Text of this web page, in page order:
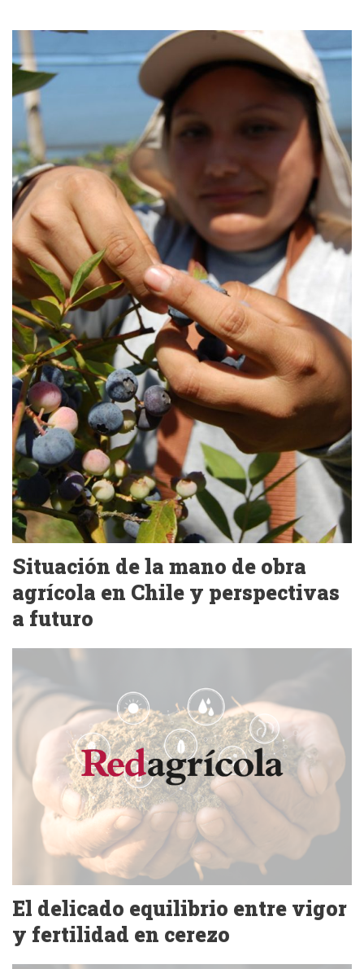
Situación de la mano de obra
agrícola en Chile y perspectivas
a futuro
El delicado equilibrio entre vigor
y fertilidad en cerezo